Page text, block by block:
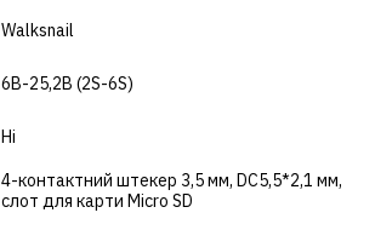
Walksnail
6В-25,2В (2S-6S)
Ні
4-контактний штекер 3,5 мм, DC5,5*2,1 мм,
слот для карти Micro SD